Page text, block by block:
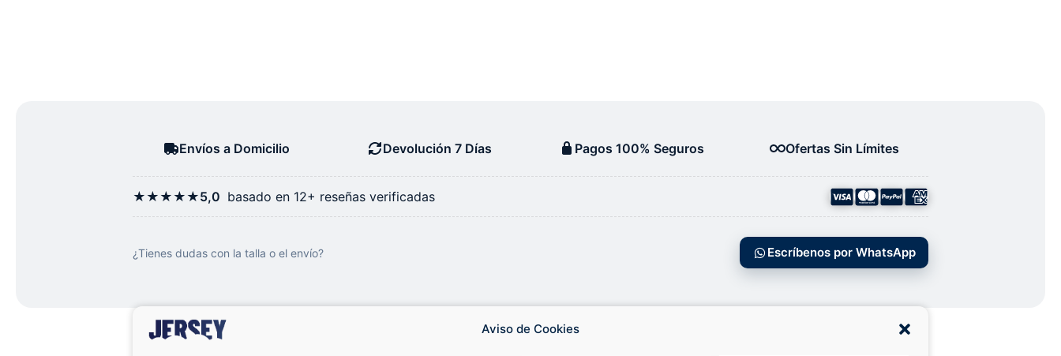
Aviso de Cookies
Envíos a Domicilio Devolución 7 Días Pagos 100% Seguros Ofertas Sin Límites
★★★★★5,0 basado en 12+ reseñas verificadas
¿Tienes dudas con la talla o el envío? Escríbenos por WhatsApp